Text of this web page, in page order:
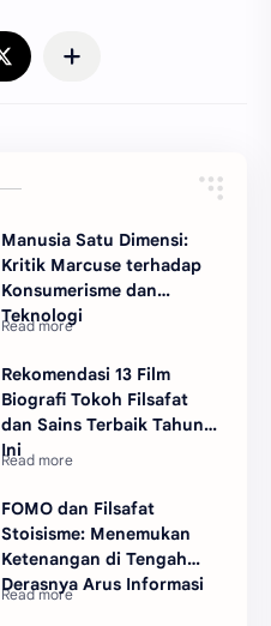
Manusia Satu Dimensi:
Kritik Marcuse terhadap
Konsumerisme dan
Teknologi
Rekomendasi 13 Film
Biografi Tokoh Filsafat
dan Sains Terbaik Tahun
Ini
FOMO dan Filsafat
Stoisisme: Menemukan
Ketenangan di Tengah
Derasnya Arus Informasi